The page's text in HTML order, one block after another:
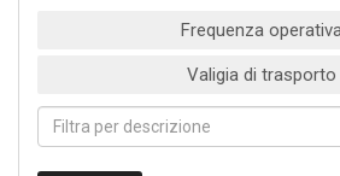
Frequenza
Valigia di trasporto